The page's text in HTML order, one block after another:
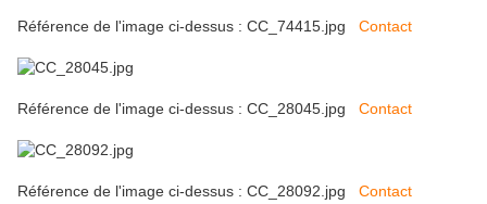
Référence de l'image ci-dessus : CC_74415.jpg Contact
Référence de l'image ci-dessus : CC_28045.jpg Contact
Référence de l'image ci-dessus : CC_28092.jpg Contact